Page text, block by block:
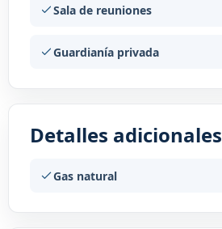
Sala de reuniones
Guardianía privada
Detalles adicionales
Gas natural